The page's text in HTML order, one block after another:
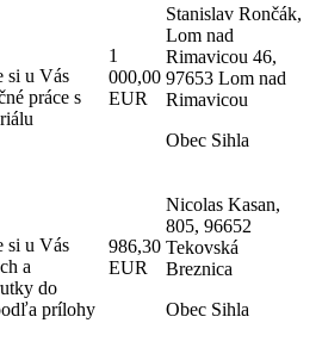
si u Vás
práce s
1
000,00
EUR
Stanislav Rončák,
Lom nad
Rimavicou 46,
97653 Lom nad
Rimavicou
Obec Sihla
si u Vás
a
do
prílohy
986,30
EUR
Nicolas Kasan,
805, 96652
Tekovská
Breznica
Obec Sihla